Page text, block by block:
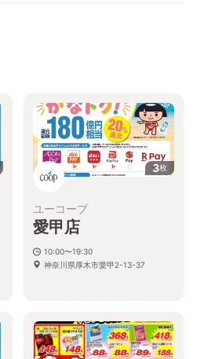
3枚
ユーコープ
愛甲店
10:00〜19:30
神奈川県厚木市愛甲2-13-37